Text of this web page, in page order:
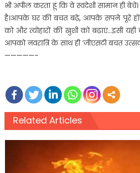
भी अपील करता हूं कि वे स्वदेशी सामान ही
है।आपके घर की बचत बढ़े, आपके सपने पूरे
को और त्योहारों की खुशी को बढ़ाएं…इसी
आपको नवरात्रि के साथ ही ‘जीएसटी बचत
—————-
Related Articles